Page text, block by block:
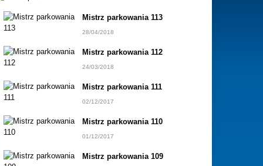
Mistrz parkowania 113
28/04/2018
Mistrz parkowania 112
24/03/2018
Mistrz parkowania 111
02/12/2017
Mistrz parkowania 110
01/12/2017
Mistrz parkowania 109